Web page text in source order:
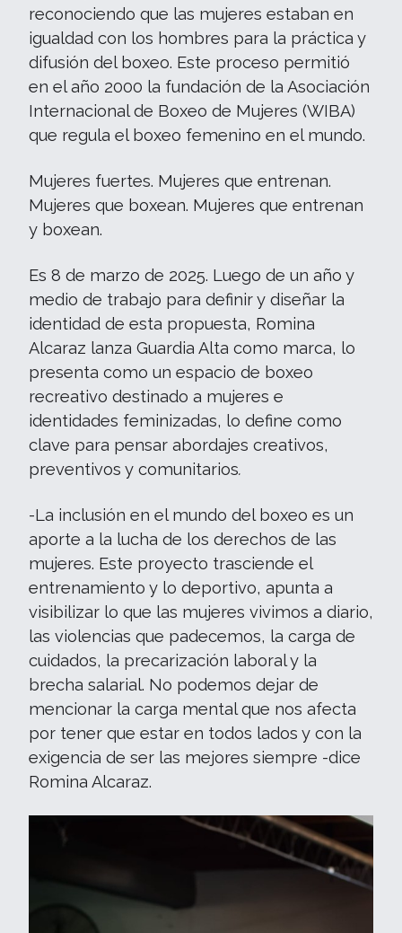
reconociendo que las mujeres estaban en
igualdad con los hombres para la práctica y
difusión del boxeo. Este proceso permitió
en el año 2000 la fundación de la Asociación
Internacional de Boxeo de Mujeres (WIBA)
que regula el boxeo femenino en el mundo.
Mujeres fuertes. Mujeres que entrenan.
Mujeres que boxean. Mujeres que entrenan
y boxean.
Es 8 de marzo de 2025. Luego de un año y
medio de trabajo para definir y diseñar la
identidad de esta propuesta, Romina
Alcaraz lanza Guardia Alta como marca, lo
presenta como un espacio de boxeo
recreativo destinado a mujeres e
identidades feminizadas, lo define como
clave para pensar abordajes creativos,
preventivos y comunitarios.
-La inclusión en el mundo del boxeo es un
aporte a la lucha de los derechos de las
mujeres. Este proyecto trasciende el
entrenamiento y lo deportivo, apunta a
visibilizar lo que las mujeres vivimos a diario,
las violencias que padecemos, la carga de
cuidados, la precarización laboral y la
brecha salarial. No podemos dejar de
mencionar la carga mental que nos afecta
por tener que estar en todos lados y con la
exigencia de ser las mejores siempre -dice
Romina Alcaraz.